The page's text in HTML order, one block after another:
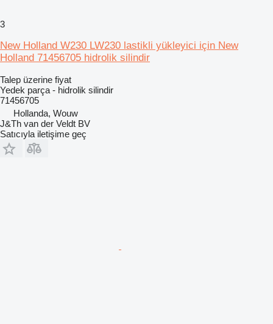
3
New Holland W230 LW230 lastikli yükleyici için New
Holland 71456705 hidrolik silindir
Talep üzerine fiyat
Yedek parça - hidrolik silindir
71456705
Hollanda, Wouw
J&Th van der Veldt BV
Satıcıyla iletişime geç